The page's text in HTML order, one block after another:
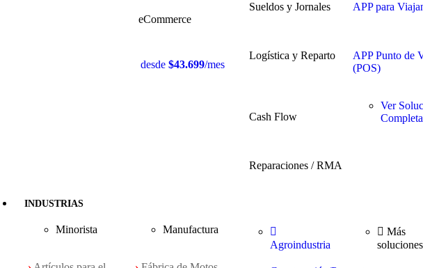
eCommerce
desde $43.699/mes
Sueldos y Jornales APP para
Logística y Reparto
APP Punto de
(POS)
Cash Flow
Ver
Completa
Reparaciones / RMA
INDUSTRIAS
Minorista Manufactura
Agroindustria
Más
soluciones